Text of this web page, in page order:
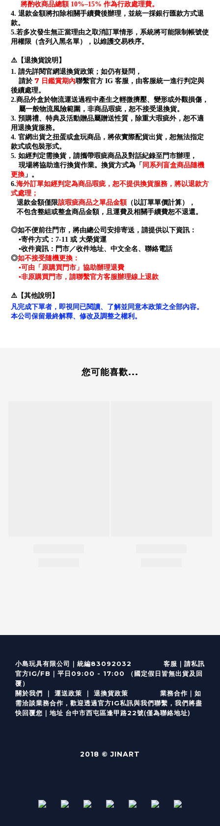
將酌收商品總額 10%–15% 作為行政處理費。
4. 退款金額將扣除相關手續費後辦理，並統一採銀行匯款方式退
款。
5.若多次發生無正當理由之取消訂單情形，系統將可能限制帳號使
用權限（含列入黑名單），以維護交易秩序。
⚠️【退換貨說明】
1. 請先詳閱官網退換貨政策；如仍有疑問，
請於 7 日鑑賞期內聯繫官方 IG 客服，由客服統一進行判定與
後續處理。
2.商品外盒於物流運送過程中產生之輕微擠壓、變形或外觀損傷，
屬一般物流風險範圍，非商品瑕疵，恕不接受退換貨。
3. 預購禮、特典及活動贈品屬贈送性質，除重大瑕疵外，恕不適
用退換貨服務。
4. 官網出貨之扭蛋或盒玩商品，將依實際配貨出貨，恕無法指定
款式或包裝形式。
5. 如經判定需換貨，請攜帶瑕疵商品及對話紀錄至門市辦理，
現場將協助進行換貨作業。換貨方式為「 同系列盲盒商品隨機
更換 」。
6.海外訂單如經判定為商品瑕疵，恕不提供換貨服務，將以退款方
式處理；
退款金額僅限該瑕疵商品之單品金額（以訂單單價計算），
不包含整組或整盒商品金額，且運費及相關手續費恕不退還。
◎如不便前往門市，將由總公司安排寄送，請提供以下資訊：
▪寄件方式：7-11 或 大榮貨運
▪收件資訊：門市／收件地址、中文全名、聯絡電話
◎如不接受隨機更換：
▪可由「原購買門市」協助辦理退費
▪非原購買門市，請聯繫官方客服辦理線上退款
⚠️【其他說明】
凡完成下單者，即視同已閱讀、了解並同意本政策之全部內容。
本公司保留最終解釋、修改及調整之權利。
您可能喜歡...
小島玩具有限公司｜統編83092032 客服 ｜ 請私訊
官方IG/FB ｜ 平日09:00 - 17:00 （國定假日皆無出貨及回
覆）
關於我們 ｜ 運送政策 ｜ 退換貨政策 業務合作｜如
需洽談業務合作，歡迎透過官方IG私訊與我們聯繫，我們將盡
快回覆您｜ 地址 台中市西屯區逢甲路22號(僅為聯絡地址)
2018 © JINART